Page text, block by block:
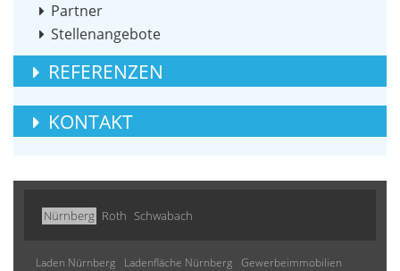
Partner
Stellenangebote
REFERENZEN
KONTAKT
Nürnberg Roth Schwabach
Laden Nürnberg Ladenfläche Nürnberg Gewerbeimmobilien